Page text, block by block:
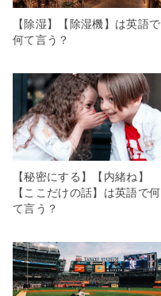
【除湿】【除湿機】は英語で
何て言う？
【秘密にする】【内緒ね】
【ここだけの話】は英語で何
て言う？